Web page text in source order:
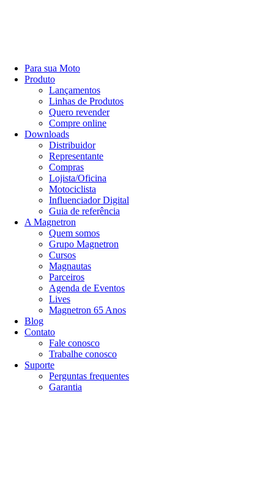
Para sua Moto
Produto
Lançamentos
Linhas de Produtos
Quero revender
Compre online
Downloads
Distribuidor
Representante
Compras
Lojista/Oficina
Motociclista
Influenciador Digital
Guia de referência
A Magnetron
Quem somos
Grupo Magnetron
Cursos
Magnautas
Parceiros
Agenda de Eventos
Lives
Magnetron 65 Anos
Blog
Contato
Fale conosco
Trabalhe conosco
Suporte
Perguntas frequentes
Garantia